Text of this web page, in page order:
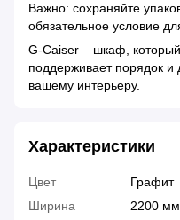
Важно: сохраняйте
обязательное условие
G-Caiser – шкаф, который
поддерживает порядок и
вашему интерьеру.
Характеристики
Цвет
Графит
Ширина
2200 мм